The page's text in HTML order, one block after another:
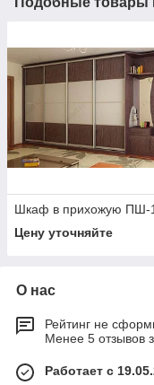
Шкаф в прихожую ПШ-
Цену уточняйте
О нас
Рейтинг не
Менее 5 отзывов
Работает с